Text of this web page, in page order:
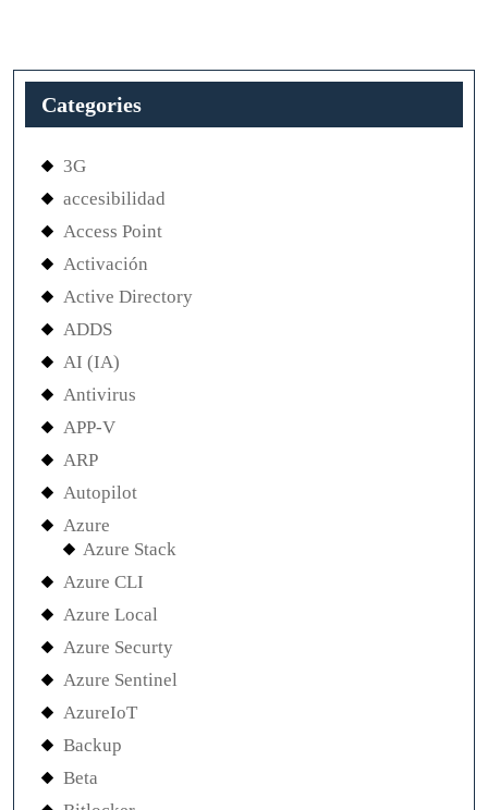
Categories
3G
accesibilidad
Access Point
Activación
Active Directory
ADDS
AI (IA)
Antivirus
APP-V
ARP
Autopilot
Azure
Azure Stack
Azure CLI
Azure Local
Azure Securty
Azure Sentinel
AzureIoT
Backup
Beta